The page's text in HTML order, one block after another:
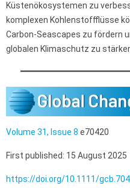
Küstenökosystemen zu
komplexen Kohlenstoffflüsse
Carbon-Seascapes zu fördern
globalen Klimaschutz zu
Volume 31, Issue 8 e70420
First published: 15 August 2025
https://doi.org/10.1111/